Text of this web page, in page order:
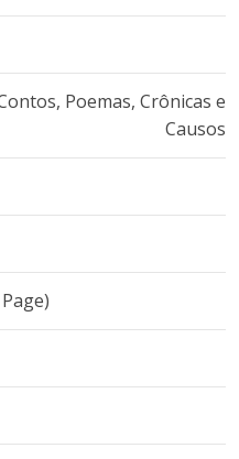
Poemas, Crônicas e
Causos